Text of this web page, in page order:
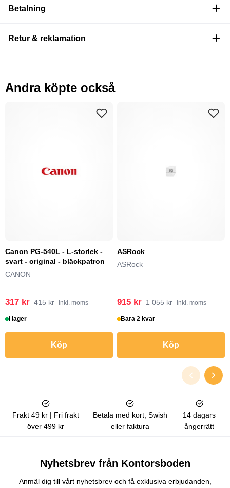
Betalning
Retur & reklamation
Andra köpte också
Canon PG-540L - L-storlek -
svart - original - bläckpatron
CANON
317 kr 415 kr inkl. moms
I lager
Köp
ASRock
ASRock
915 kr 1 055 kr inkl. moms
Bara 2 kvar
Köp
Frakt 49 kr | Fri frakt
över 499 kr
Betala med kort, Swish
eller faktura
14 dagars
ångerrätt
Nyhetsbrev från Kontorsboden
Anmäl dig till vårt nyhetsbrev och få exklusiva erbjudanden,